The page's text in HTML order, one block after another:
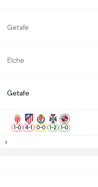
Getafe
Elche
Getafe
1-0 4-1 0-0 1-2 1-0